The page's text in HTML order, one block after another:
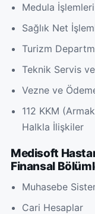
Medula İşlemleri
Sağlık Net
Turizm
Teknik Servis
Vezne ve
112 KKM
Halkla İlişkiler
Medisoft
Finansal
Muhasebe
Cari Hesaplar